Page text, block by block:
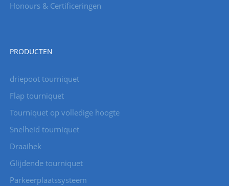
Honours & Certificeringen
PRODUCTEN
driepoot tourniquet
Flap tourniquet
Tourniquet op volledige hoogte
Snelheid tourniquet
Draaihek
Glijdende tourniquet
Parkeerplaatssysteem